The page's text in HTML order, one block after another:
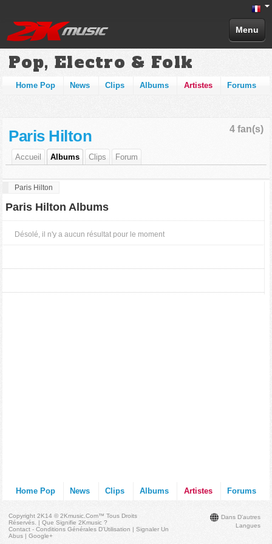
Menu
Pop, Electro & Folk
Home Pop News Clips Albums Artistes Forums
4 fan(s)
Paris Hilton
Accueil Albums Clips Forum
Paris Hilton
Paris Hilton Albums
Désolé, il n'y a aucun résultat pour le moment
Home Pop News Clips Albums Artistes Forums
Dans D'autres
Langues
Copyright 2K14 © 2Kmusic.com™Tous Droits
Réservés . |Que Signifie 2Kmusic ?
Contact - Conditions Générales D'Utilisation |Signaler Un
Abus |Google+